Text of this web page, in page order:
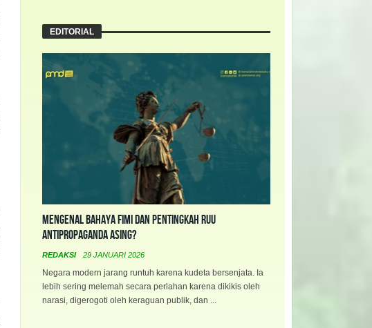
EDITORIAL
Mengenal Bahaya FIMI dan Pentingkah RUU
Antipropaganda Asing?
REDAKSI 29 JANUARI 2026
Negara modern jarang runtuh karena kudeta bersenjata. Ia
lebih sering melemah secara perlahan karena dikikis oleh
narasi, digerogoti oleh keraguan publik, dan ...